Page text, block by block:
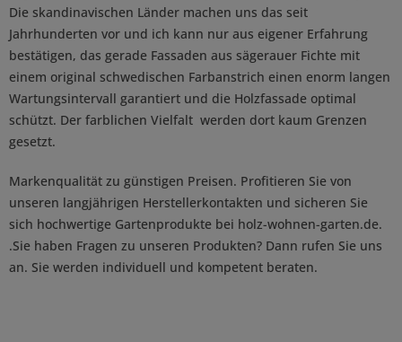
Die skandinavischen Länder machen uns das seit
Jahrhunderten vor und ich kann nur aus eigener Erfahrung
bestätigen, das gerade Fassaden aus sägerauer Fichte mit
einem original schwedischen Farbanstrich einen enorm langen
Wartungsintervall garantiert und die Holzfassade optimal
schützt. Der farblichen Vielfalt werden dort kaum Grenzen
gesetzt.
Markenqualität zu günstigen Preisen. Profitieren Sie von
unseren langjährigen Herstellerkontakten und sicheren Sie
sich hochwertige Gartenprodukte bei holz-wohnen-garten.de.
.Sie haben Fragen zu unseren Produkten? Dann rufen Sie uns
an. Sie werden individuell und kompetent beraten.